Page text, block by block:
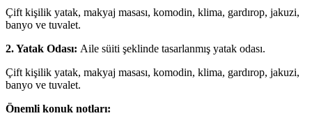
Çift kişilik yatak, makyaj masası, komodin, klima, gardırop, jakuzi,
banyo ve tuvalet.
2. Yatak Odası: Aile süiti şeklinde tasarlanmış yatak odası.
Çift kişilik yatak, makyaj masası, komodin, klima, gardırop, jakuzi,
banyo ve tuvalet.
Önemli konuk notları: